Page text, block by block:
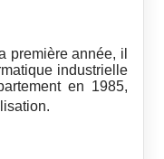
première année, il
industrielle
en 1985,